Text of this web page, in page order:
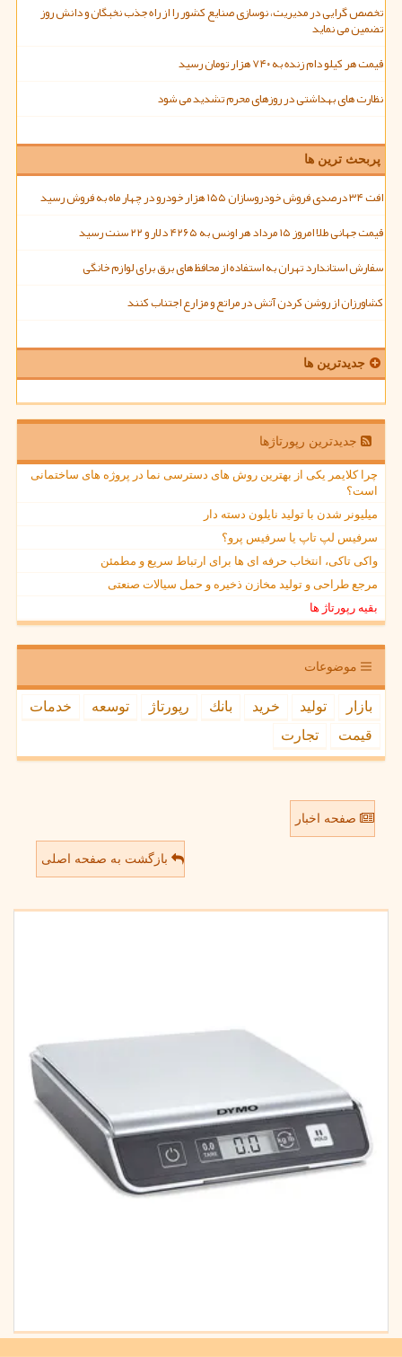
تخصص گرایی در مدیریت، نوسازی صنایع کشور را از راه جذب نخبگان و دانش روز
تضمین می نماید
قیمت هر کیلو دام زنده به ۷۴۰ هزار تومان رسید
نظارت های بهداشتی در روزهای محرم تشدید می شود
پربحث ترین ها
افت ۳۴ درصدی فروش خودروسازان ۱۵۵ هزار خودرو در چهار ماه به فروش رسید
قیمت جهانی طلا امروز ۱۵ مرداد هر اونس به ۴۲۶۵ دلار و ۲۲ سنت رسید
سفارش استاندارد تهران به استفاده از محافظ های برق برای لوازم خانگی
کشاورزان از روشن کردن آتش در مراتع و مزارع اجتناب کنند
جدیدترین ها
جدیدترین رپورتاژها
چرا کلایمر یکی از بهترین روش های دسترسی نما در پروژه های ساختمانی
است؟
میلیونر شدن با تولید نایلون دسته دار
سرفیس لپ تاپ یا سرفیس پرو؟
واکی تاکی، انتخاب حرفه ای ها برای ارتباط سریع و مطمئن
مرجع طراحی و تولید مخازن ذخیره و حمل سیالات صنعتی
بقیه رپورتاژ ها
موضوعات
بازار تولید خرید بانك رپورتاژ توسعه
خدمات
قیمت
تجارت
صفحه اخبار
بازگشت به صفحه اصلی